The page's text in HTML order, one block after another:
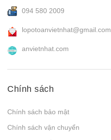
094 580 2009
lopotoanvietnhat@gmail.com
anvietnhat.com
Chính sách
Chính sách bảo mật
Chính sách vận chuyển